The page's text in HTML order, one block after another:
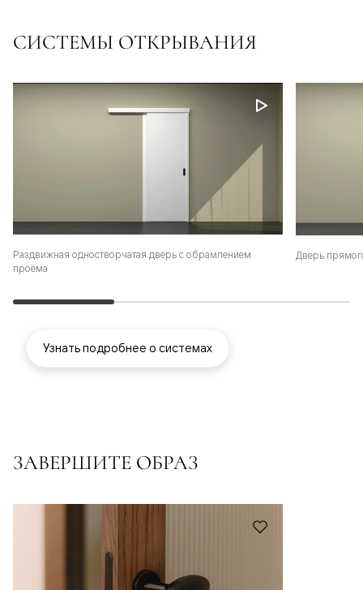
СИСТЕМЫ ОТКРЫВАНИЯ
Раздвижная одностворчатая дверь с обрамлением
проёма
Дверь
Узнать подробнее о системах
ЗАВЕРШИТЕ ОБРАЗ